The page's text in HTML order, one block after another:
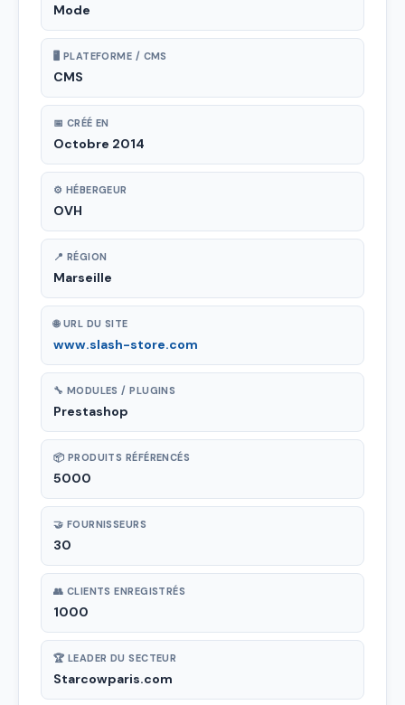
Mode
🖥 PLATEFORME / CMS
CMS
📅 CRÉÉ EN
Octobre 2014
⚙ HÉBERGEUR
OVH
📍 RÉGION
Marseille
🌐 URL DU SITE
www.slash-store.com
🔧 MODULES / PLUGINS
Prestashop
📦 PRODUITS RÉFÉRENCÉS
5000
🤝 FOURNISSEURS
30
👥 CLIENTS ENREGISTRÉS
1000
🏆 LEADER DU SECTEUR
Starcowparis.com